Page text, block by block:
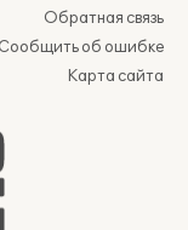
Обратная связь
Сообщить об ошибке
Карта сайта